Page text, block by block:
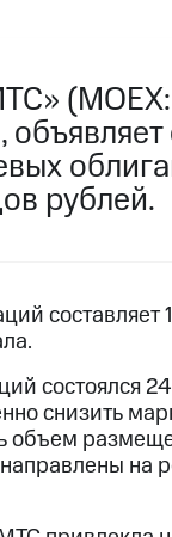
рублей.
состоялся
снизить
объем
на